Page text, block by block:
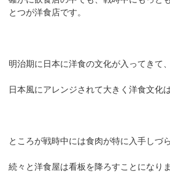
とつが洋食店です。
明治期に日本に洋食の文化が入ってきて
日本風にアレンジされて大きく洋食文化
ところが戦時中には食肉が特に入手しづ
続々と洋食屋は看板を降ろすことになりま